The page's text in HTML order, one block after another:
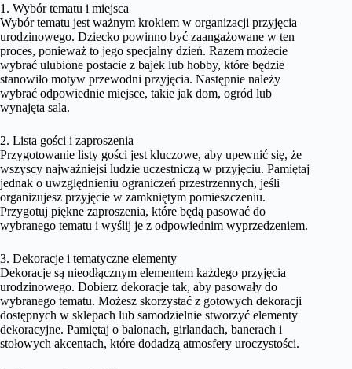
1. Wybór tematu i miejsca
Wybór tematu jest ważnym krokiem w organizacji przyjęcia
urodzinowego. Dziecko powinno być zaangażowane w ten
proces, ponieważ to jego specjalny dzień. Razem możecie
wybrać ulubione postacie z bajek lub hobby, które będzie
stanowiło motyw przewodni przyjęcia. Następnie należy
wybrać odpowiednie miejsce, takie jak dom, ogród lub
wynajęta sala.
2. Lista gości i zaproszenia
Przygotowanie listy gości jest kluczowe, aby upewnić się, że
wszyscy najważniejsi ludzie uczestniczą w przyjęciu. Pamiętaj
jednak o uwzględnieniu ograniczeń przestrzennych, jeśli
organizujesz przyjęcie w zamkniętym pomieszczeniu.
Przygotuj piękne zaproszenia, które będą pasować do
wybranego tematu i wyślij je z odpowiednim wyprzedzeniem.
3. Dekoracje i tematyczne elementy
Dekoracje są nieodłącznym elementem każdego przyjęcia
urodzinowego. Dobierz dekoracje tak, aby pasowały do
wybranego tematu. Możesz skorzystać z gotowych dekoracji
dostępnych w sklepach lub samodzielnie stworzyć elementy
dekoracyjne. Pamiętaj o balonach, girlandach, banerach i
stołowych akcentach, które dodadzą atmosfery uroczystości.